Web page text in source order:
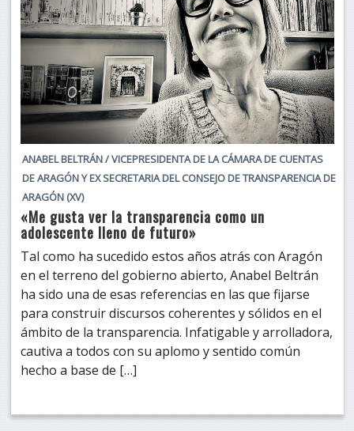
ANABEL BELTRÁN / VICEPRESIDENTA DE LA CÁMARA DE CUENTAS
DE ARAGÓN Y EX SECRETARIA DEL CONSEJO DE TRANSPARENCIA DE
ARAGÓN (XV)
«Me gusta ver la transparencia como un
adolescente lleno de futuro»
Tal como ha sucedido estos años atrás con Aragón
en el terreno del gobierno abierto, Anabel Beltrán
ha sido una de esas referencias en las que fijarse
para construir discursos coherentes y sólidos en el
ámbito de la transparencia. Infatigable y arrolladora,
cautiva a todos con su aplomo y sentido común
hecho a base de […]